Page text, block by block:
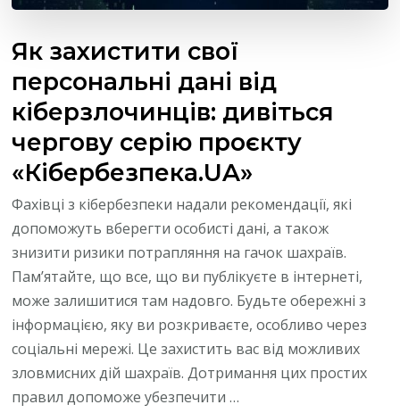
Як захистити свої
персональні дані від
кіберзлочинців: дивіться
чергову серію проєкту
«Кібербезпека.UA»
Фахівці з кібербезпеки надали рекомендації, які
допоможуть вберегти особисті дані, а також
знизити ризики потрапляння на гачок шахраїв.
Пам’ятайте, що все, що ви публікуєте в інтернеті,
може залишитися там надовго. Будьте обережні з
інформацією, яку ви розкриваєте, особливо через
соціальні мережі. Це захистить вас від можливих
зловмисних дій шахраїв. Дотримання цих простих
правил допоможе убезпечити …